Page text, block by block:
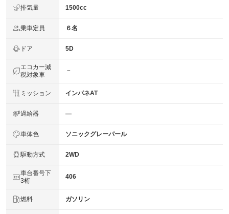
排気量 1500cc
乗車定員 ６名
ドア 5D
エコカー減
税対象車
－
ミッション インパネAT
過給器 ―
車体色 ソニックグレーパール
駆動方式 2WD
車台番号下
3桁
406
燃料 ガソリン